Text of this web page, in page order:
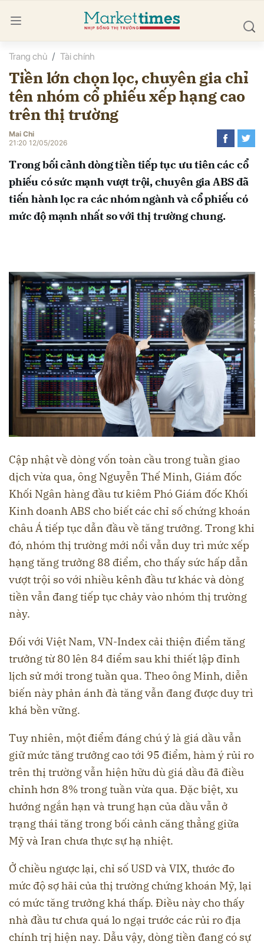
Trang chủ Tài chính
Tiền lớn chọn lọc, chuyên gia chỉ
tên nhóm cổ phiếu xếp hạng cao
trên thị trường
Mai Chi
21:20 12/05/2026
Trong bối cảnh dòng tiền tiếp tục ưu tiên các cổ
phiếu có sức mạnh vượt trội, chuyên gia ABS đã
tiến hành lọc ra các nhóm ngành và cổ phiếu có
mức độ mạnh nhất so với thị trường chung.
Cập nhật về dòng vốn toàn cầu trong tuần giao
dịch vừa qua, ông Nguyễn Thế Minh, Giám đốc
Khối Ngân hàng đầu tư kiêm Phó Giám đốc Khối
Kinh doanh ABS cho biết các chỉ số chứng khoán
châu Á tiếp tục dẫn đầu về tăng trưởng. Trong khi
đó, nhóm thị trường mới nổi vẫn duy trì mức xếp
hạng tăng trưởng 88 điểm, cho thấy sức hấp dẫn
vượt trội so với nhiều kênh đầu tư khác và dòng
tiền vẫn đang tiếp tục chảy vào nhóm thị trường
này.
Đối với Việt Nam, VN-Index cải thiện điểm tăng
trưởng từ 80 lên 84 điểm sau khi thiết lập đỉnh
lịch sử mới trong tuần qua. Theo ông Minh, diễn
biến này phản ánh đà tăng vẫn đang được duy trì
khá bền vững.
Tuy nhiên, một điểm đáng chú ý là giá dầu vẫn
giữ mức tăng trưởng cao tới 95 điểm, hàm ý rủi ro
trên thị trường vẫn hiện hữu dù giá dầu đã điều
chỉnh hơn 8% trong tuần vừa qua. Đặc biệt, xu
hướng ngắn hạn và trung hạn của dầu vẫn ở
trạng thái tăng trong bối cảnh căng thẳng giữa
Mỹ và Iran chưa thực sự hạ nhiệt.
Ở chiều ngược lại, chỉ số USD và VIX, thước đo
mức độ sợ hãi của thị trường chứng khoán Mỹ, lại
có mức tăng trưởng khá thấp. Điều này cho thấy
nhà đầu tư chưa quá lo ngại trước các rủi ro địa
chính trị hiện nay. Dẫu vậy, dòng tiền đang có sự
luận